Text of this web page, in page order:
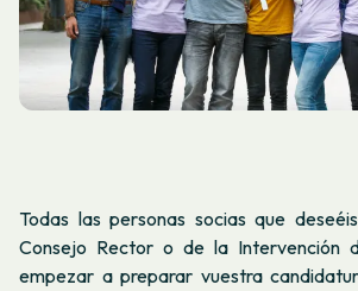
Todas las personas socias que
Consejo Rector o de la Intervención
empezar a preparar vuestra